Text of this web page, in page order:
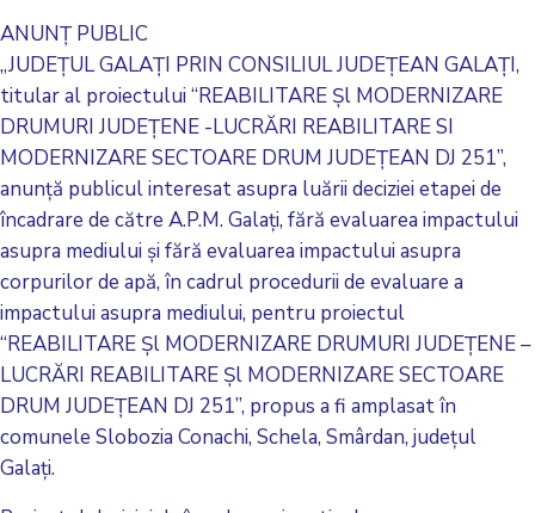
ANUNŢ PUBLIC
„JUDEŢUL GALAŢI PRIN CONSILIUL JUDEŢEAN GALAŢI,
titular al proiectului “REABILITARE Şl MODERNIZARE
DRUMURI JUDEŢENE -LUCRĂRI REABILITARE SI
MODERNIZARE SECTOARE DRUM JUDEŢEAN DJ 251”,
anunţă publicul interesat asupra luării deciziei etapei de
încadrare de către A.P.M. Galaţi, fără evaluarea impactului
asupra mediului şi fără evaluarea impactului asupra
corpurilor de apă, în cadrul procedurii de evaluare a
impactului asupra mediului, pentru proiectul
“REABILITARE Şl MODERNIZARE DRUMURI JUDEŢENE –
LUCRĂRI REABILITARE Şl MODERNIZARE SECTOARE
DRUM JUDEŢEAN DJ 251”, propus a fi amplasat în
comunele Slobozia Conachi, Schela, Smârdan, judeţul
Galaţi.